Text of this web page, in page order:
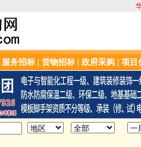
服务招标 货物招标 政府采购 项目